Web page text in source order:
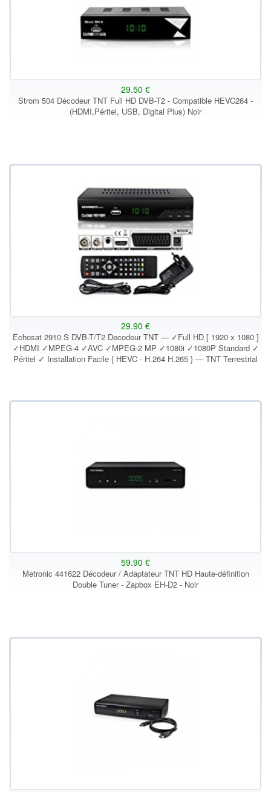
29.50 €
Strom 504 Décodeur TNT Full HD DVB-T2 - Compatible HEVC264 -
(HDMI,Péritel, USB, Digital Plus) Noir
29.90 €
Echosat 2910 S DVB-T/T2 Decodeur TNT — ✓Full HD [ 1920 x 1080 ]
✓HDMI ✓MPEG-4 ✓AVC ✓MPEG-2 MP ✓1080i ✓1080P Standard ✓
Péritel ✓ Installation Facile { HEVC - H.264 H.265 } — TNT Terrestrial
59.90 €
Metronic 441622 Décodeur / Adaptateur TNT HD Haute-définition
Double Tuner - Zapbox EH-D2 - Noir